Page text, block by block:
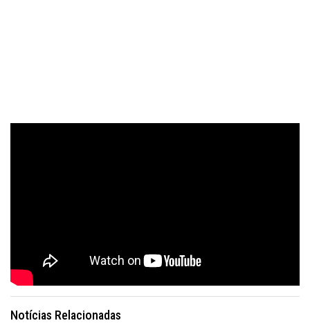
Notícias Relacionadas